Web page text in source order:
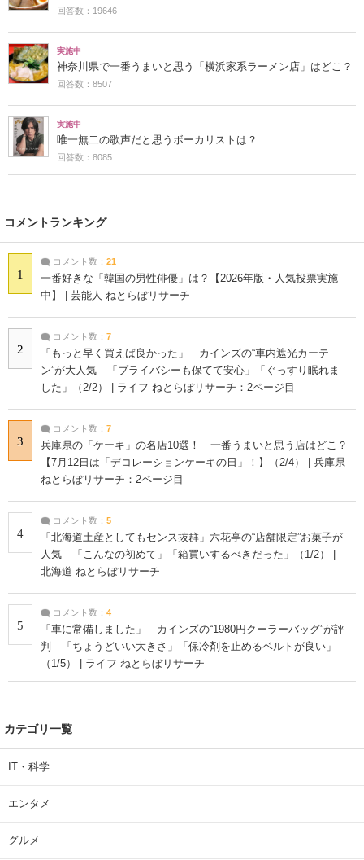
回答数：19646
実施中
神奈川県で一番うまいと思う「横浜家系ラーメン店」はどこ？
回答数：8507
実施中
唯一無二の歌声だと思うボーカリストは？
回答数：8085
コメントランキング
1
コメント数： 21
一番好きな「韓国の男性俳優」は？【2026年版・人気投票実施
中】 | 芸能人 ねとらぼリサーチ
2
コメント数： 7
「もっと早く買えば良かった」 カインズの“車内遮光カーテ
ン”が大人気 「プライバシーも保てて安心」「ぐっすり眠れま
した」（2/2） | ライフ ねとらぼリサーチ：2ページ目
3
コメント数： 7
兵庫県の「ケーキ」の名店10選！ 一番うまいと思う店はどこ？
【7月12日は「デコレーションケーキの日」！】（2/4） | 兵庫県
ねとらぼリサーチ：2ページ目
4
コメント数： 5
「北海道土産としてもセンス抜群」六花亭の“店舗限定”お菓子が
人気 「こんなの初めて」「箱買いするべきだった」（1/2） |
北海道 ねとらぼリサーチ
5
コメント数： 4
「車に常備しました」 カインズの“1980円クーラーバッグ”が評
判 「ちょうどいい大きさ」「保冷剤を止めるベルトが良い」
（1/5） | ライフ ねとらぼリサーチ
カテゴリ一覧
IT・科学
エンタメ
グルメ